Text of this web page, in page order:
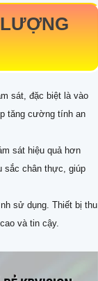
sát, đặc biệt là vào
tăng cường tính an
sát hiệu quả hơn
sắc chân thực, giúp
sử dụng. Thiết bị thu
và tin cậy.